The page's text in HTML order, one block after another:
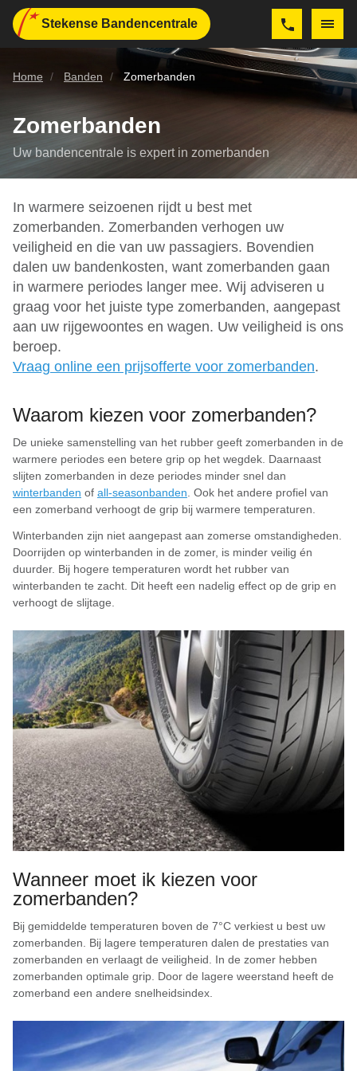
Stekense Bandencentrale
Home Banden Zomerbanden
Zomerbanden
Uw bandencentrale is expert in zomerbanden
In warmere seizoenen rijdt u best met
zomerbanden. Zomerbanden verhogen uw
veiligheid en die van uw passagiers. Bovendien
dalen uw bandenkosten, want zomerbanden gaan
in warmere periodes langer mee. Wij adviseren u
graag voor het juiste type zomerbanden, aangepast
aan uw rijgewoontes en wagen. Uw veiligheid is ons
beroep.
Vraag online een prijsofferte voor zomerbanden.
Waarom kiezen voor zomerbanden?
De unieke samenstelling van het rubber geeft zomerbanden in de
warmere periodes een betere grip op het wegdek. Daarnaast
slijten zomerbanden in deze periodes minder snel dan
winterbanden of all-seasonbanden . Ook het andere profiel van
een zomerband verhoogt de grip bij warmere temperaturen.
Winterbanden zijn niet aangepast aan zomerse omstandigheden.
Doorrijden op winterbanden in de zomer, is minder veilig én
duurder. Bij hogere temperaturen wordt het rubber van
winterbanden te zacht. Dit heeft een nadelig effect op de grip en
verhoogt de slijtage.
Wanneer moet ik kiezen voor
zomerbanden?
Bij gemiddelde temperaturen boven de 7°C verkiest u best uw
zomerbanden. Bij lagere temperaturen dalen de prestaties van
zomerbanden en verlaagt de veiligheid. In de zomer hebben
zomerbanden optimale grip. Door de lagere weerstand heeft de
zomerband een andere snelheidsindex.